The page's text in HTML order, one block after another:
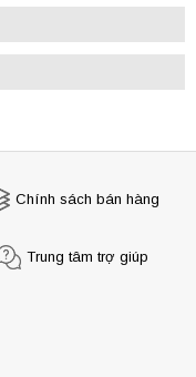
Chính sách bán hàng
Trung tâm trợ giúp